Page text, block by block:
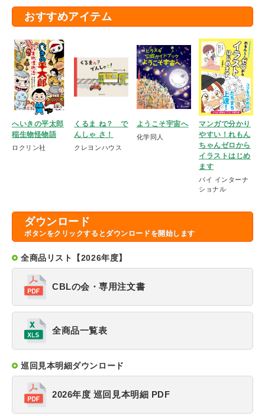
おすすめアイテム
へいきの平太郎
稲生物怪物語
ロクリン社
くるま ね？ で
んしゃ さ！
クレヨンハウス
ようこそ宇宙へ
化学同人
マンガで分かり
やすい！れもん
ちゃんゼロから
イラストはじめ
ます
パイ インターナ
ショナル
ダウンロード
ボタンをクリックするとダウンロードを開始します
全商品リスト【2026年度】
CBLの会・専用注文書
全商品一覧表
巡回見本明細ダウンロード
2026年度 巡回見本明細 PDF